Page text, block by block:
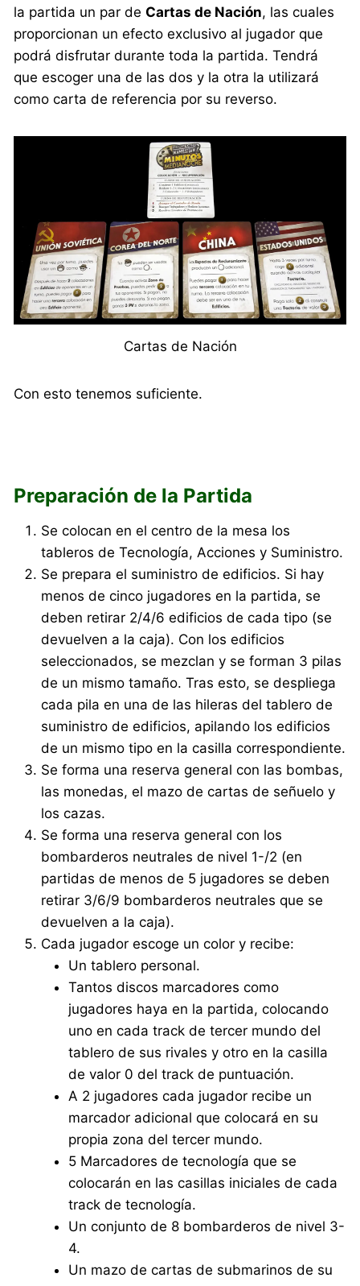
la partida un par deCartas de Nación, las cuales
proporcionan un efecto exclusivo al jugador que
podrá disfrutar durante toda la partida. Tendrá
que escoger una de las dos y la otra la utilizará
como carta de referencia por su reverso.
Cartas de Nación
Con esto tenemos suficiente.
Preparación de la Partida
Se colocan en el centro de la mesa los
tableros de Tecnología, Acciones y Suministro.
Se prepara el suministro de edificios. Si hay
menos de cinco jugadores en la partida, se
deben retirar 2/4/6 edificios de cada tipo (se
devuelven a la caja). Con los edificios
seleccionados, se mezclan y se forman 3 pilas
de un mismo tamaño. Tras esto, se despliega
cada pila en una de las hileras del tablero de
suministro de edificios, apilando los edificios
de un mismo tipo en la casilla correspondiente.
Se forma una reserva general con las bombas,
las monedas, el mazo de cartas de señuelo y
los cazas.
Se forma una reserva general con los
bombarderos neutrales de nivel 1-/2 (en
partidas de menos de 5 jugadores se deben
retirar 3/6/9 bombarderos neutrales que se
devuelven a la caja).
Cada jugador escoge un color y recibe:
Un tablero personal.
Tantos discos marcadores como
jugadores haya en la partida, colocando
uno en cada track de tercer mundo del
tablero de sus rivales y otro en la casilla
de valor 0 del track de puntuación.
A 2 jugadores cada jugador recibe un
marcador adicional que colocará en su
propia zona del tercer mundo.
5 Marcadores de tecnología que se
colocarán en las casillas iniciales de cada
track de tecnología.
Un conjunto de 8 bombarderos de nivel 3-
4.
Un mazo de cartas de submarinos de su